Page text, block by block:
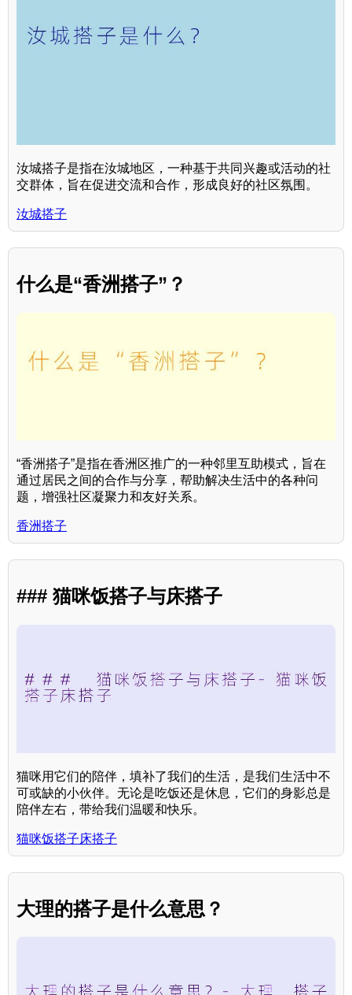
汝城搭子是指在汝城地区，一种基于共同兴趣或活动的社
交群体，旨在促进交流和合作，形成良好的社区氛围。
汝城搭子
什么是“香洲搭子”？
“香洲搭子”是指在香洲区推广的一种邻里互助模式，旨在
通过居民之间的合作与分享，帮助解决生活中的各种问
题，增强社区凝聚力和友好关系。
香洲搭子
### 猫咪饭搭子与床搭子
猫咪用它们的陪伴，填补了我们的生活，是我们生活中不
可或缺的小伙伴。无论是吃饭还是休息，它们的身影总是
陪伴左右，带给我们温暖和快乐。
猫咪饭搭子床搭子
大理的搭子是什么意思？